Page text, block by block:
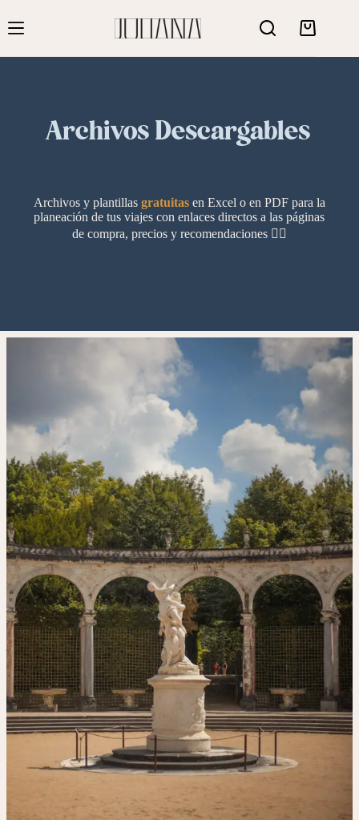
contenido
Carro
Archivos Descargables
Archivos y plantillas gratuitasen Excel o en PDF para la
planeación de tus viajes con enlaces directos a las páginas
de compra, precios y recomendaciones 👇🏻